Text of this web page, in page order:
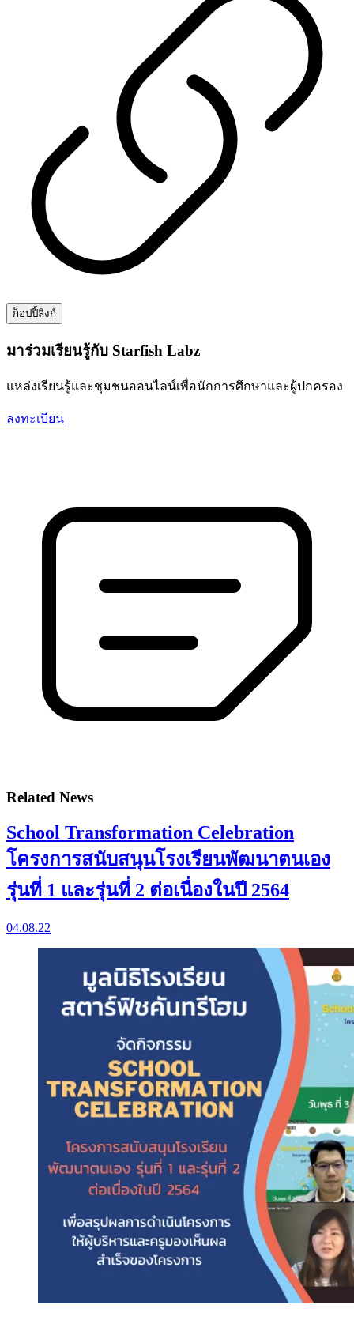
ก็อปปี้ลิงก์
มาร่วมเรียนรู้กับ Starfish Labz
แหล่งเรียนรู้และชุมชนออนไลน์เพื่อนักการศึกษาและผู้ปกครอง
ลงทะเบียน
Related News
School Transformation Celebration
โครงการสนับสนุนโรงเรียนพัฒนาตนเอง
รุ่นที่ 1 และรุ่นที่ 2 ต่อเนื่องในปี 2564
04.08.22